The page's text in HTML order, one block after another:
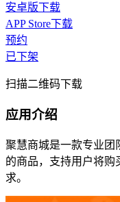
安卓版下载
APP Store下载
预约
已下架
扫描二维码下载
应用介绍
聚慧商城是一款专业团
的商品，支持用户将购
求。